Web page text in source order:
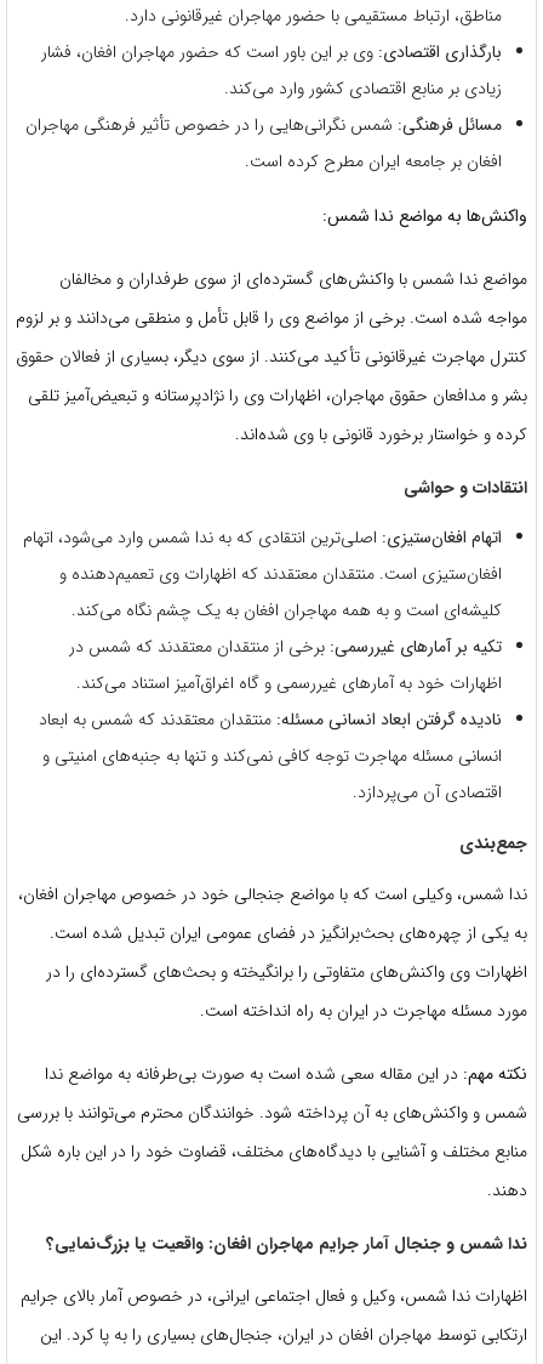
مناطق، ارتباط مستقیمی با حضور مهاجران غیرقانونی دارد.
بارگذاری اقتصادی: وی بر این باور است که حضور مهاجران افغان، فشار
زیادی بر منابع اقتصادی کشور وارد می‌کند.
مسائل فرهنگی: شمس نگرانی‌هایی را در خصوص تأثیر فرهنگی مهاجران
افغان بر جامعه ایران مطرح کرده است.
واکنش‌ها به مواضع ندا شمس:
مواضع ندا شمس با واکنش‌های گسترده‌ای از سوی طرفداران و مخالفان
مواجه شده است. برخی از مواضع وی را قابل تأمل و منطقی می‌دانند و بر لزوم
کنترل مهاجرت غیرقانونی تأکید می‌کنند. از سوی دیگر، بسیاری از فعالان حقوق
بشر و مدافعان حقوق مهاجران، اظهارات وی را نژادپرستانه و تبعیض‌آمیز تلقی
کرده و خواستار برخورد قانونی با وی شده‌اند.
انتقادات و حواشی
اتهام افغان‌ستیزی: اصلی‌ترین انتقادی که به ندا شمس وارد می‌شود، اتهام
افغان‌ستیزی است. منتقدان معتقدند که اظهارات وی تعمیم‌دهنده و
کلیشه‌ای است و به همه مهاجران افغان به یک چشم نگاه می‌کند.
تکیه بر آمارهای غیررسمی: برخی از منتقدان معتقدند که شمس در
اظهارات خود به آمارهای غیررسمی و گاه اغراق‌آمیز استناد می‌کند.
نادیده گرفتن ابعاد انسانی مسئله: منتقدان معتقدند که شمس به ابعاد
انسانی مسئله مهاجرت توجه کافی نمی‌کند و تنها به جنبه‌های امنیتی و
اقتصادی آن می‌پردازد.
جمع‌بندی
ندا شمس، وکیلی است که با مواضع جنجالی خود در خصوص مهاجران افغان،
به یکی از چهره‌های بحث‌برانگیز در فضای عمومی ایران تبدیل شده است.
اظهارات وی واکنش‌های متفاوتی را برانگیخته و بحث‌های گسترده‌ای را در
مورد مسئله مهاجرت در ایران به راه انداخته است.
نکته مهم: در این مقاله سعی شده است به صورت بی‌طرفانه به مواضع ندا
شمس و واکنش‌های به آن پرداخته شود. خوانندگان محترم می‌توانند با بررسی
منابع مختلف و آشنایی با دیدگاه‌های مختلف، قضاوت خود را در این باره شکل
دهند.
ندا شمس و جنجال آمار جرایم مهاجران افغان: واقعیت یا بزرگ‌نمایی؟
اظهارات ندا شمس، وکیل و فعال اجتماعی ایرانی، در خصوص آمار بالای جرایم
ارتکابی توسط مهاجران افغان در ایران، جنجال‌های بسیاری را به پا کرد. این